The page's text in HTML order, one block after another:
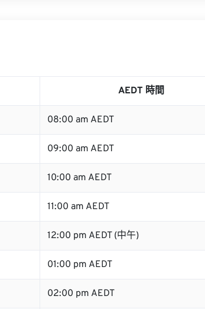
AEDT 時間
08:00 am AEDT
09:00 am AEDT
10:00 am AEDT
11:00 am AEDT
12:00 pm AEDT (中午)
01:00 pm AEDT
02:00 pm AEDT